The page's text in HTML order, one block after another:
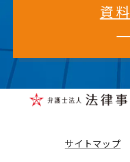
資
サイトマップ